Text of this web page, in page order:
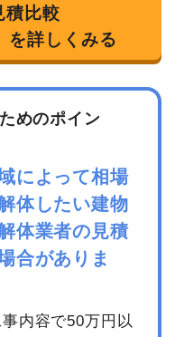
円
体住宅1階建て
単価
金額
14,666円
263,980円
5,769円
75,000円
35,020円
積比較
を詳しくみる
めのポイン
によって相場
体したい建物
体業者の見積
合がありま
内容で50万円以